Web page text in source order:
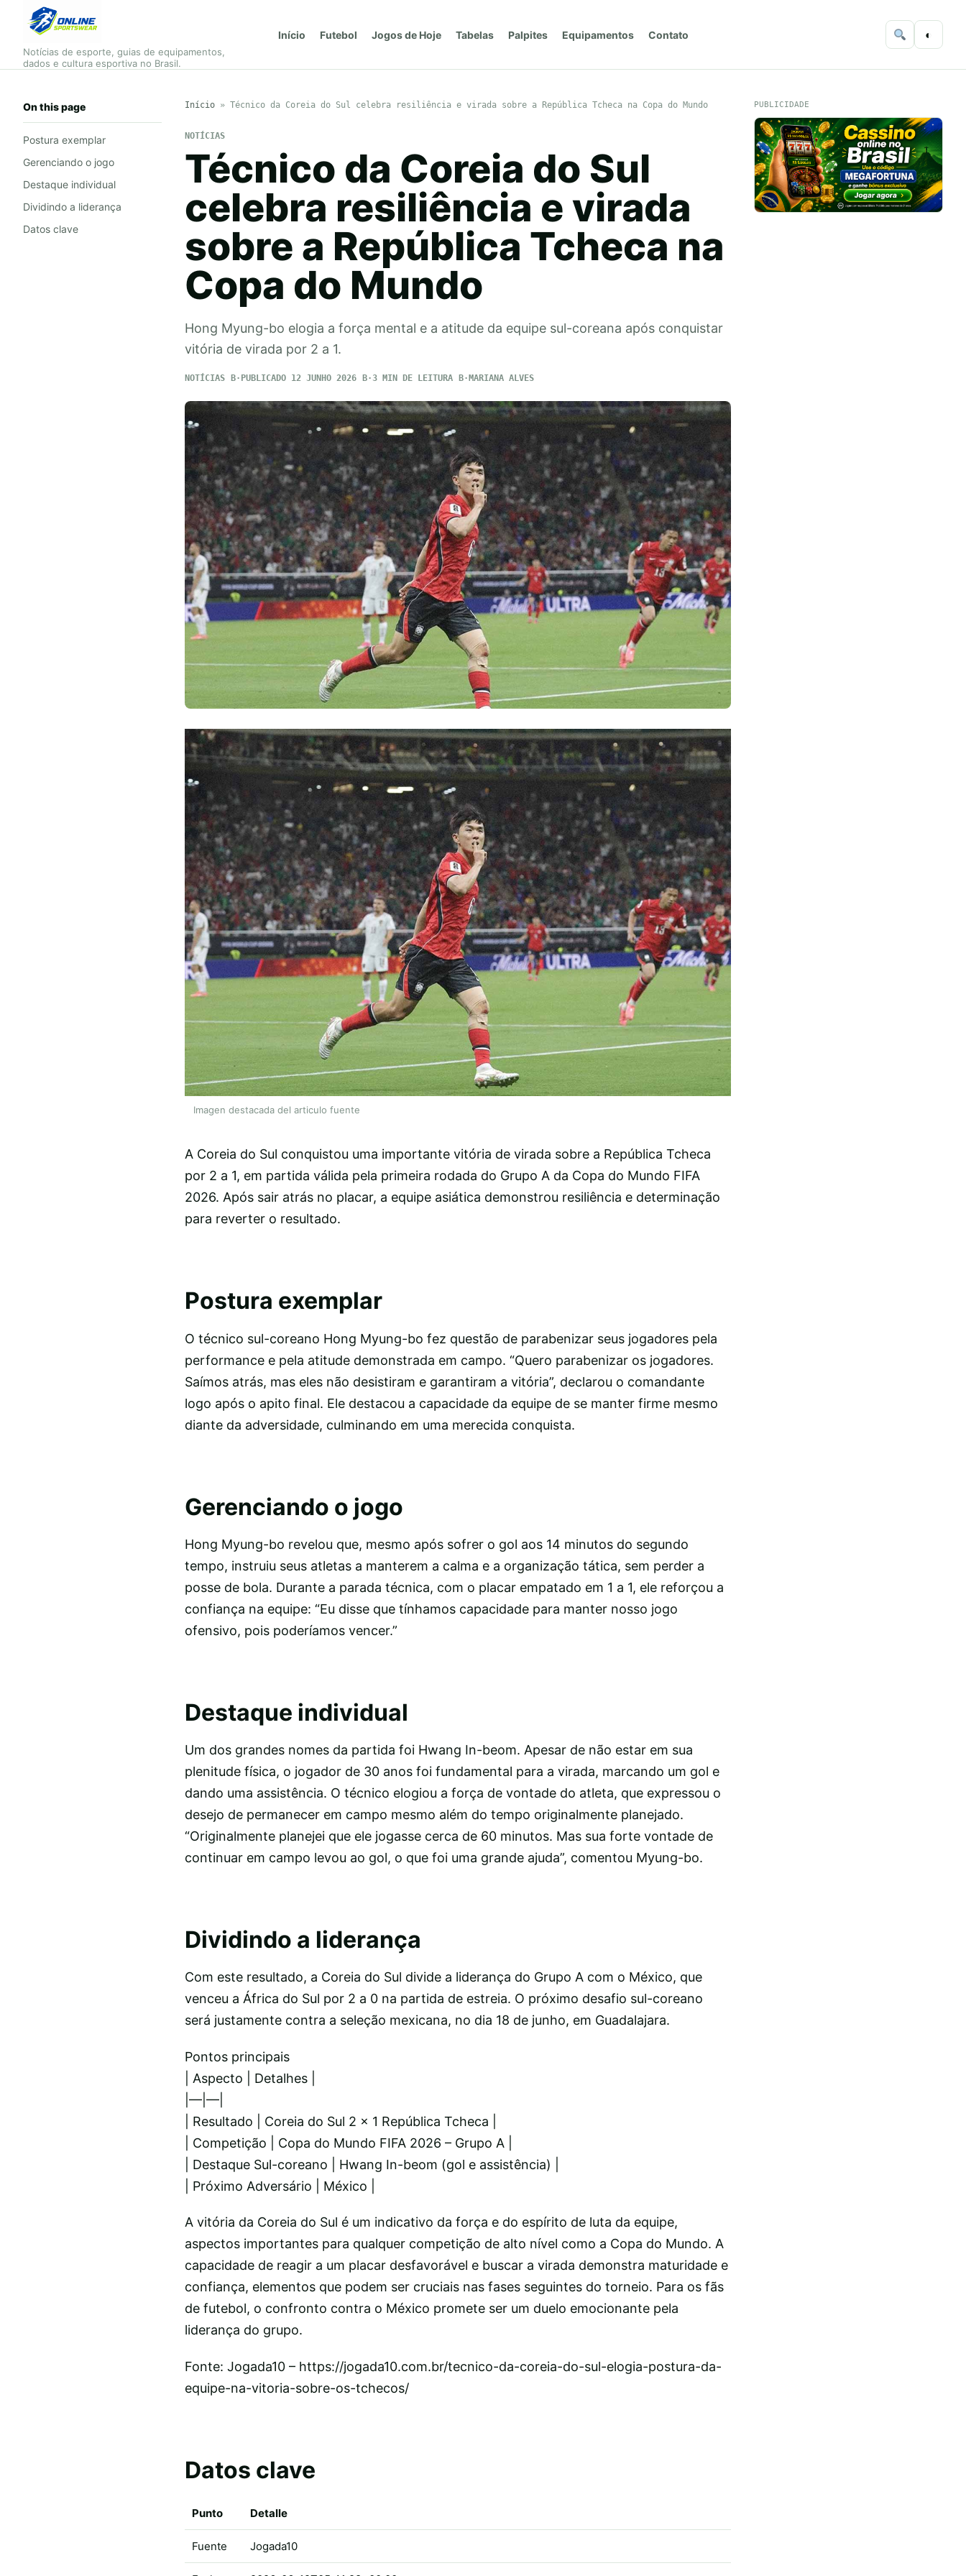
Notícias de esporte, guias de equipamentos,
dados e cultura esportiva no Brasil.
Início Futebol Jogos de Hoje Tabelas Palpites Equipamentos Contato ◐
On this page
Postura exemplar
Gerenciando o jogo
Destaque individual
Dividindo a liderança
Datos clave
Início» Técnico da Coreia do Sul celebra resiliência e virada sobre a República Tcheca na Copa do Mundo
NOTÍCIAS
Técnico da Coreia do Sul
celebra resiliência e virada
sobre a República Tcheca na
Copa do Mundo
Hong Myung-bo elogia a força mental e a atitude da equipe sul-coreana após conquistar
vitória de virada por 2 a 1.
NOTÍCIAS PUBLICADO 12 JUNHO 2026 3 MIN DE LEITURA MARIANA ALVES
Imagen destacada del articulo fuente
A Coreia do Sul conquistou uma importante vitória de virada sobre a República Tcheca
por 2 a 1, em partida válida pela primeira rodada do Grupo A da Copa do Mundo FIFA
2026. Após sair atrás no placar, a equipe asiática demonstrou resiliência e determinação
para reverter o resultado.
Postura exemplar
O técnico sul-coreano Hong Myung-bo fez questão de parabenizar seus jogadores pela
performance e pela atitude demonstrada em campo. “Quero parabenizar os jogadores.
Saímos atrás, mas eles não desistiram e garantiram a vitória”, declarou o comandante
logo após o apito final. Ele destacou a capacidade da equipe de se manter firme mesmo
diante da adversidade, culminando em uma merecida conquista.
Gerenciando o jogo
Hong Myung-bo revelou que, mesmo após sofrer o gol aos 14 minutos do segundo
tempo, instruiu seus atletas a manterem a calma e a organização tática, sem perder a
posse de bola. Durante a parada técnica, com o placar empatado em 1 a 1, ele reforçou a
confiança na equipe: “Eu disse que tínhamos capacidade para manter nosso jogo
ofensivo, pois poderíamos vencer.”
Destaque individual
Um dos grandes nomes da partida foi Hwang In-beom. Apesar de não estar em sua
plenitude física, o jogador de 30 anos foi fundamental para a virada, marcando um gol e
dando uma assistência. O técnico elogiou a força de vontade do atleta, que expressou o
desejo de permanecer em campo mesmo além do tempo originalmente planejado.
“Originalmente planejei que ele jogasse cerca de 60 minutos. Mas sua forte vontade de
continuar em campo levou ao gol, o que foi uma grande ajuda”, comentou Myung-bo.
Dividindo a liderança
Com este resultado, a Coreia do Sul divide a liderança do Grupo A com o México, que
venceu a África do Sul por 2 a 0 na partida de estreia. O próximo desafio sul-coreano
será justamente contra a seleção mexicana, no dia 18 de junho, em Guadalajara.
Pontos principais
| Aspecto | Detalhes |
|—|—|
| Resultado | Coreia do Sul 2 x 1 República Tcheca |
| Competição | Copa do Mundo FIFA 2026 – Grupo A |
| Destaque Sul-coreano | Hwang In-beom (gol e assistência) |
| Próximo Adversário | México |
A vitória da Coreia do Sul é um indicativo da força e do espírito de luta da equipe,
aspectos importantes para qualquer competição de alto nível como a Copa do Mundo. A
capacidade de reagir a um placar desfavorável e buscar a virada demonstra maturidade e
confiança, elementos que podem ser cruciais nas fases seguintes do torneio. Para os fãs
de futebol, o confronto contra o México promete ser um duelo emocionante pela
liderança do grupo.
Fonte: Jogada10 – https://jogada10.com.br/tecnico-da-coreia-do-sul-elogia-postura-da-
equipe-na-vitoria-sobre-os-tchecos/
Datos clave
Punto Detalle
Fuente Jogada10
PUBLICIDADE